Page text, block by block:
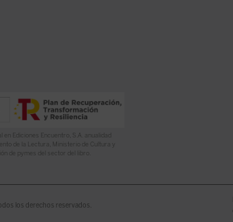
Ediciones Encuentro, S.A. anualidad
de la Lectura, Ministerio de Cultura y
de pymes del sector del libro.
los derechos reservados.